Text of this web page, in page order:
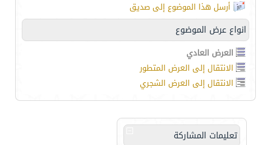
أرسل هذا الموضوع إلى صديق
انواع عرض الموضوع
العرض العادي
الانتقال إلى العرض المتطور
الانتقال إلى العرض الشجري
تعليمات المشاركة